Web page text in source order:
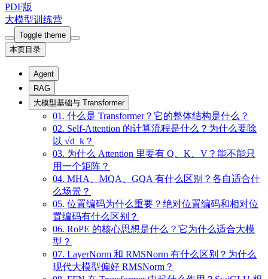
PDF版
大模型训练营
Toggle theme
本页目录
Agent
RAG
大模型基础与 Transformer
01. 什么是 Transformer？它的整体结构是什么？
02. Self-Attention 的计算流程是什么？为什么要除
以 √d_k？
03. 为什么 Attention 里要有 Q、K、V？能不能只
用一个矩阵？
04. MHA、MQA、GQA 有什么区别？各自适合什
么场景？
05. 位置编码为什么重要？绝对位置编码和相对位
置编码有什么区别？
06. RoPE 的核心思想是什么？它为什么适合大模
型？
07. LayerNorm 和 RMSNorm 有什么区别？为什么
现代大模型偏好 RMSNorm？